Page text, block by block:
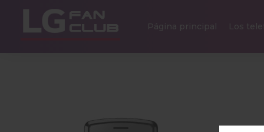
Página principal Los